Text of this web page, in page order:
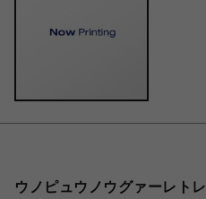
ウノピュウノウグァーレトレ